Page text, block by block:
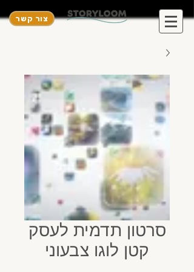
צור קשר
סרטון תדמית לעסק
קטן לוגו צבעוני